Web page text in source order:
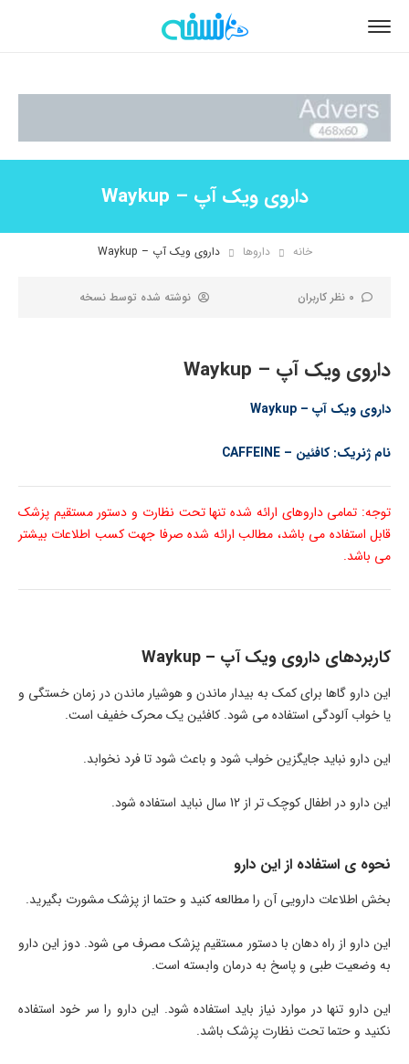
داروی ویک آپ – Waykup
خانه داروها داروی ویک آپ – Waykup
0 نظر کاربران نوشته شده توسط نسخه
داروی ویک آپ – Waykup
داروی ویک آپ – Waykup
نام ژنریک: کافئین – CAFFEINE
توجه: تمامی داروهای ارائه شده تنها تحت نظارت و دستور مستقیم پزشک
قابل استفاده می باشد، مطالب ارائه شده صرفا جهت کسب اطلاعات بیشتر
می باشد.
کاربردهای داروی ویک آپ – Waykup
این دارو گاها برای کمک به بیدار ماندن و هوشیار ماندن در زمان خستگی و
یا خواب آلودگی استفاده می شود. کافئین یک محرک خفیف است.
این دارو نباید جایگزین خواب شود و باعث شود تا فرد نخوابد.
این دارو در اطفال کوچک تر از 12 سال نباید استفاده شود.
نحوه ی استفاده از این دارو
بخش اطلاعات دارویی آن را مطالعه کنید و حتما از پزشک مشورت بگیرید.
این دارو از راه دهان با دستور مستقیم پزشک مصرف می شود. دوز این دارو
به وضعیت طبی و پاسخ به درمان وابسته است.
این دارو تنها در موارد نیاز باید استفاده شود. این دارو را سر خود استفاده
نکنید و حتما تحت نظارت پزشک باشد.